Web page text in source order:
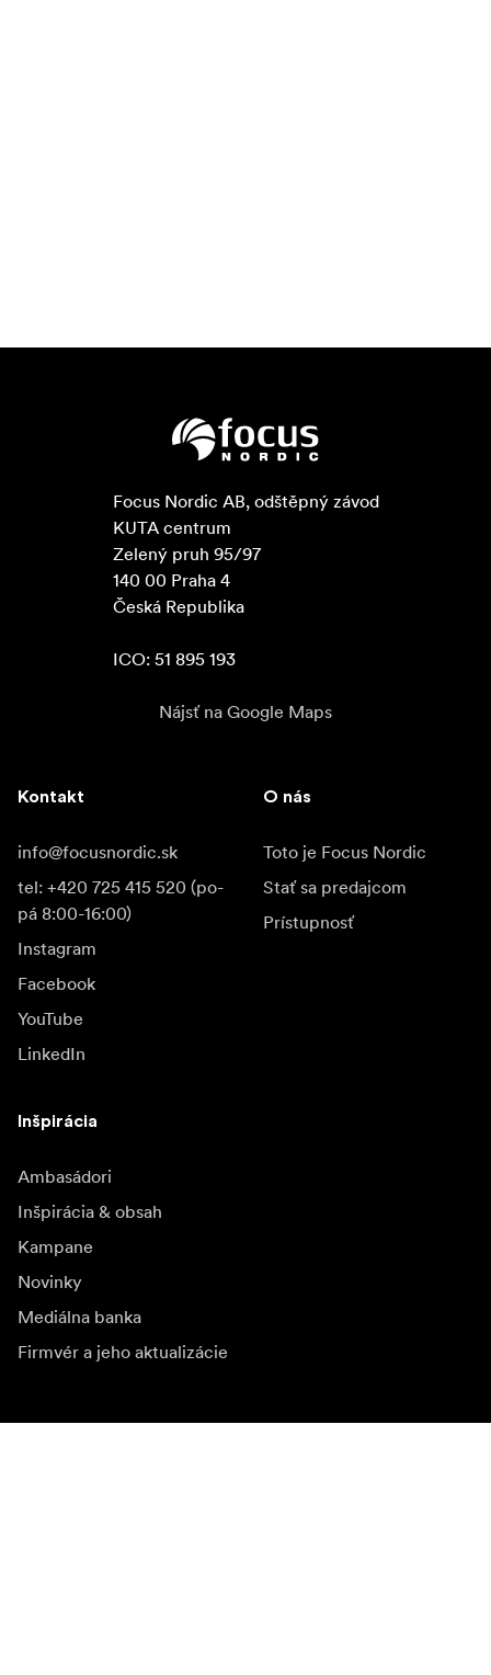
Focus Nordic AB, odštěpný závod
KUTA centrum
Zelený pruh 95/97
140 00 Praha 4
Česká Republika
ICO: 51 895 193
Nájsť na Google Maps
Kontakt
info@focusnordic.sk
tel: +420 725 415 520 (po-
pá 8:00-16:00)
Instagram
Facebook
YouTube
LinkedIn
O nás
Toto je Focus Nordic
Stať sa predajcom
Prístupnosť
Inšpirácia
Ambasádori
Inšpirácia & obsah
Kampane
Novinky
Mediálna banka
Firmvér a jeho aktualizácie